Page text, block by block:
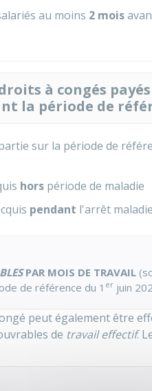
au moins 2 mois
à congés
la période de
sur la période de
hors période de maladie
pendant l'arrêt
PAR MOIS DE TRAVAIL
de référence du 1 er juin
peut également être
de travail effectif.